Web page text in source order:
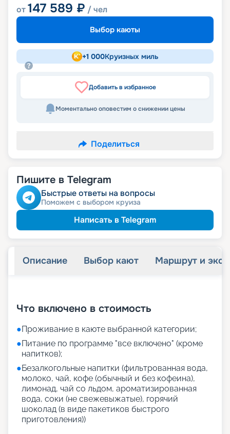
от147 589 ₽ / чел
Выбор каюты
+1 000Круизных миль
Добавить в избранное
Моментально оповестим о снижении цены
Поделиться
Пишите в Telegram
Быстрые ответы на вопросы
Поможем с выбором круиза
Написать в Telegram
Описание Выбор кают Маршрут и
Что включено в стоимость
●Проживание в каюте выбранной категории;
●Питание по программе "все включено" (кроме
напитков);
●Безалкогольные напитки (фильтрованная вода,
молоко, чай, кофе (обычный и без кофеина),
лимонад, чай со льдом, ароматизированная
вода, соки (не свежевыжатые), горячий
шоколад (в виде пакетиков быстрого
приготовления))